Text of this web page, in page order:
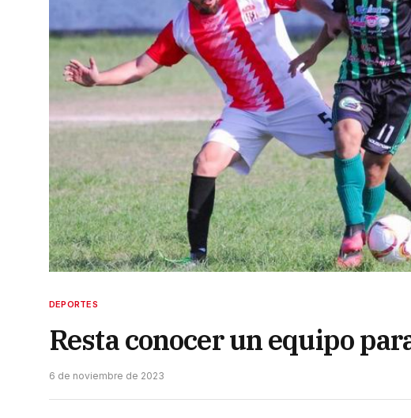
DEPORTES
Resta conocer un equipo
6 de noviembre de 2023